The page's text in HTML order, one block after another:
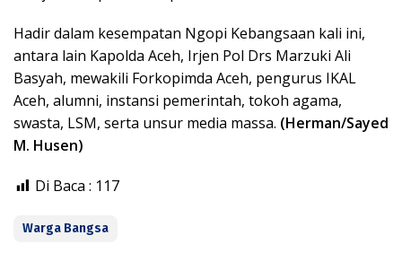
Hadir dalam kesempatan Ngopi Kebangsaan kali ini,
antara lain Kapolda Aceh, Irjen Pol Drs Marzuki Ali
Basyah, mewakili Forkopimda Aceh, pengurus IKAL
Aceh, alumni, instansi pemerintah, tokoh agama,
swasta, LSM, serta unsur media massa. (Herman/Sayed
M. Husen)
Di Baca : 117
Warga Bangsa